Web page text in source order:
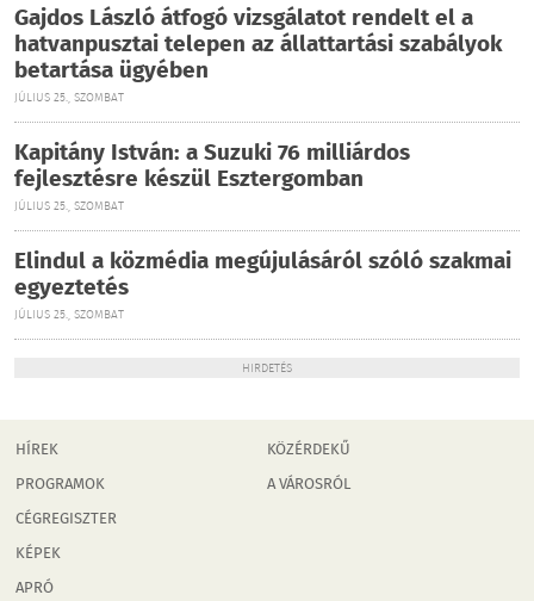
Gajdos László átfogó vizsgálatot rendelt el a
hatvanpusztai telepen az állattartási szabályok
betartása ügyében
JÚLIUS 25., SZOMBAT
Kapitány István: a Suzuki 76 milliárdos
fejlesztésre készül Esztergomban
JÚLIUS 25., SZOMBAT
Elindul a közmédia megújulásáról szóló szakmai
egyeztetés
JÚLIUS 25., SZOMBAT
HIRDETÉS
HÍREK
PROGRAMOK
CÉGREGISZTER
KÉPEK
APRÓ
KÖZÉRDEKŰ
A VÁROSRÓL